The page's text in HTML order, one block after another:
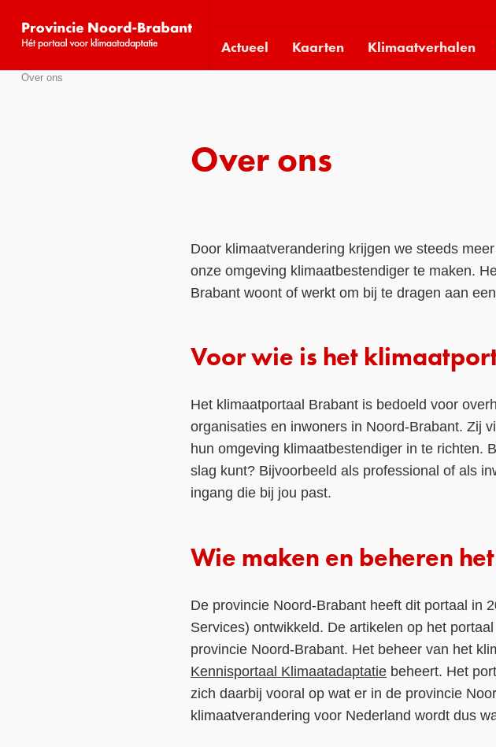
social
media
Actueel Kaarten Klimaatverhalen
Over ons
Over ons
Door klimaatverandering krijgen we steeds
onze omgeving klimaatbestendiger te maken.
Brabant woont of werkt om bij te dragen aan
Voor wie is het
Het klimaatportaal Brabant is bedoeld voor
organisaties en inwoners in Noord-Brabant. Zij
hun omgeving klimaatbestendiger in te richten.
slag kunt? Bijvoorbeeld als professional of als
ingang die bij jou past.
Wie maken en beheren
De provincie Noord-Brabant heeft dit portaal in
Services) ontwikkeld. De artikelen op het
provincie Noord-Brabant. Het beheer van het
Kennisportaal Klimaatadaptatiebeheert. Het
zich daarbij vooral op wat er in de provincie
klimaatverandering voor Nederland wordt dus